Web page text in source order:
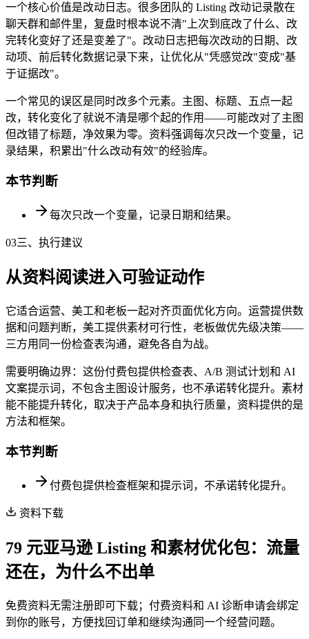
一个核心价值是改动日志。很多团队的 Listing 改动记录散在
聊天群和邮件里，复盘时根本说不清"上次到底改了什么、改
完转化变好了还是变差了"。改动日志把每次改动的日期、改
动项、前后转化数据记录下来，让优化从"凭感觉改"变成"基
于证据改"。
一个常见的误区是同时改多个元素。主图、标题、五点一起
改，转化变化了就说不清是哪个起的作用——可能改对了主图
但改错了标题，净效果为零。资料强调每次只改一个变量，记
录结果，积累出"什么改动有效"的经验库。
本节判断
每次只改一个变量，记录日期和结果。
03三、执行建议
从资料阅读进入可验证动作
它适合运营、美工和老板一起对齐页面优化方向。运营提供数
据和问题判断，美工提供素材可行性，老板做优先级决策——
三方用同一份检查表沟通，避免各自为战。
需要明确边界：这份付费包提供检查表、A/B 测试计划和 AI
文案提示词，不包含主图设计服务，也不承诺转化提升。素材
能不能提升转化，取决于产品本身和执行质量，资料提供的是
方法和框架。
本节判断
付费包提供检查框架和提示词，不承诺转化提升。
资料下载
79 元亚马逊 Listing 和素材优化包：流量
还在，为什么不出单
免费资料无需注册即可下载；付费资料和 AI 诊断申请会绑定
到你的账号，方便找回订单和继续沟通同一个经营问题。